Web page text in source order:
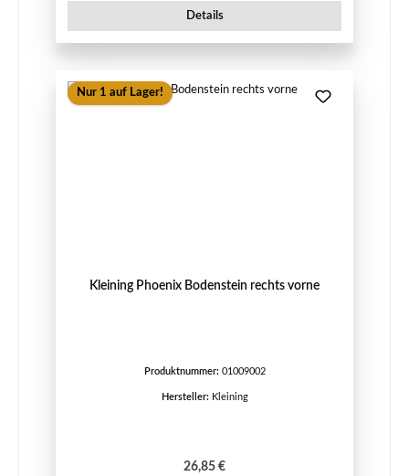
Details
Nur 1 auf Lager!
Kleining Phoenix Bodenstein rechts vorne
Produktnummer: 01009002
Hersteller: Kleining
Regulärer Preis:
26,85 €